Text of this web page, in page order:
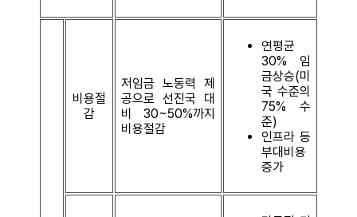
비용절
감
저임금 노동력 제
공으로 선진국 대
비 30~50%까지
비용절감
연평균
30% 임
금상승(미
국 수준의
75% 수
준)
인프라 등
부대비용
증가